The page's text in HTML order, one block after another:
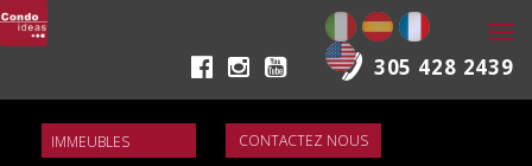
305 428 2439
CONTACTEZ NOUS